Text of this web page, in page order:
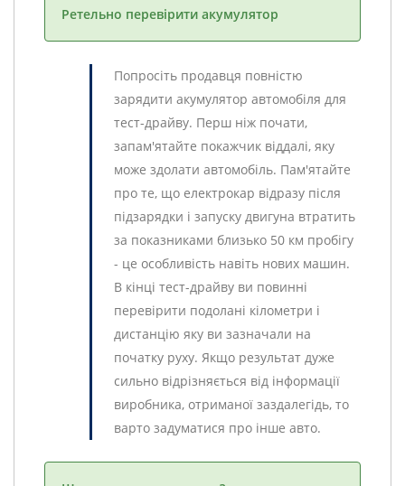
Ретельно перевірити акумулятор
Попросіть продавця повністю
зарядити акумулятор автомобіля для
тест-драйву. Перш ніж почати,
запам'ятайте покажчик віддалі, яку
може здолати автомобіль. Пам'ятайте
про те, що електрокар відразу після
підзарядки і запуску двигуна втратить
за показниками близько 50 км пробігу
- це особливість навіть нових машин.
В кінці тест-драйву ви повинні
перевірити подолані кілометри і
дистанцію яку ви зазначали на
початку руху. Якщо результат дуже
сильно відрізняється від інформації
виробника, отриманої заздалегідь, то
варто задуматися про інше авто.